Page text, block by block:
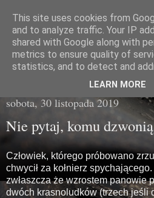
Miasto Gówna
brzydka prawda z poziomu
sobota, 30 listopada 2019
Nie pytaj, komu
Człowiek, którego próbowano
chwycił za kołnierz
zwłaszcza że wzrostem panowie
dwóch krasnoludków (trzech jeśli
This site uses cookies from
and to analyze traffic. Your IP
shared with Google along with
metrics to ensure quality of
statistics, and to detect and
LEARN MORE